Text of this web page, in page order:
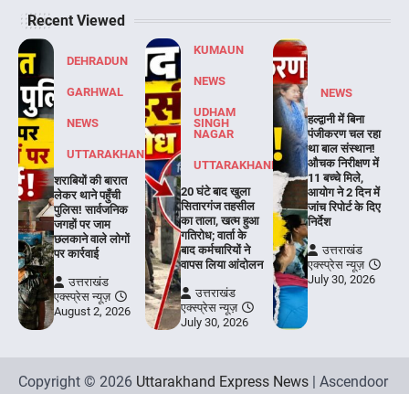
Recent Viewed
DEHRADUN
GARHWAL
NEWS
UTTARAKHAND
शराबियों की बारात
लेकर थाने पहुँची
पुलिस! सार्वजनिक
जगहों पर जाम
छलकाने वाले लोगों
पर कार्रवाई
उत्तराखंड
एक्स्प्रेस न्यूज़
August 2, 2026
KUMAUN
NEWS
UDHAM
SINGH
NAGAR
UTTARAKHAND
20 घंटे बाद खुला
सितारगंज तहसील
का ताला, खत्म हुआ
गतिरोध; वार्ता के
बाद कर्मचारियों ने
वापस लिया आंदोलन
उत्तराखंड
एक्स्प्रेस न्यूज़
July 30, 2026
NEWS
हल्द्वानी में बिना
पंजीकरण चल रहा
था बाल संस्थान!
औचक निरीक्षण में
11 बच्चे मिले,
आयोग ने 2 दिन में
जांच रिपोर्ट के दिए
निर्देश
उत्तराखंड
एक्स्प्रेस न्यूज़
July 30, 2026
Copyright © 2026 Uttarakhand Express News | Ascendoor